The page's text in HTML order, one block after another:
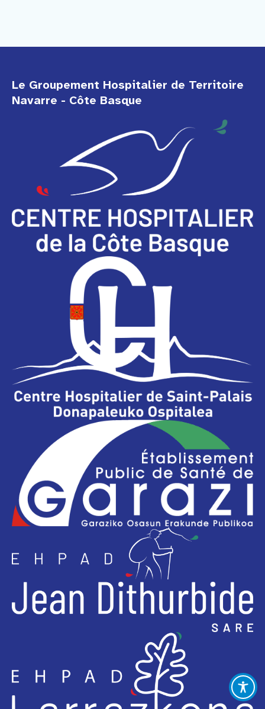
Le Groupement Hospitalier de Territoire
Navarre - Côte Basque